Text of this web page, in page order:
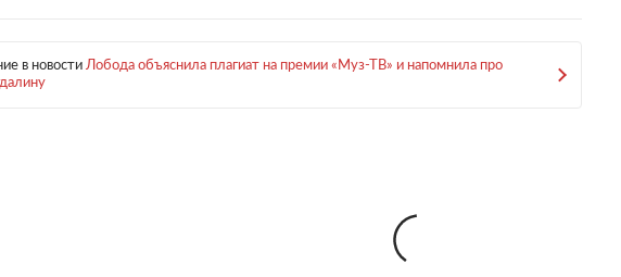
в новости Лобода объяснила плагиат на премии «Муз-ТВ» и напомнила про